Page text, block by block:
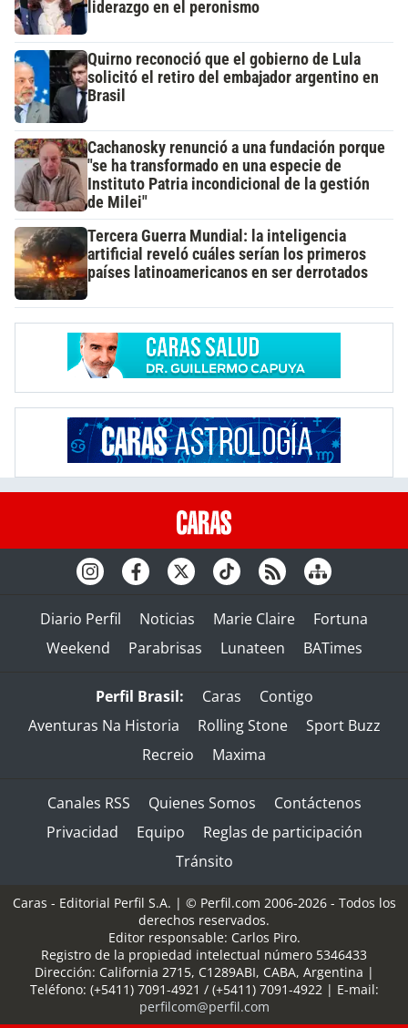
liderazgo en el peronismo
Quirno reconoció que el gobierno de Lula
solicitó el retiro del embajador argentino en
Brasil
Cachanosky renunció a una fundación porque
"se ha transformado en una especie de
Instituto Patria incondicional de la gestión
de Milei"
Tercera Guerra Mundial: la inteligencia
artificial reveló cuáles serían los primeros
países latinoamericanos en ser derrotados
Diario Perfil Noticias Marie Claire
Fortuna
Weekend
Parabrisas Lunateen BATimes
Perfil Brasil: Caras
Contigo
Aventuras Na Historia
Rolling Stone
Sport Buzz
Recreio
Maxima
Canales RSS Quienes Somos
Contáctenos
Privacidad
Equipo
Reglas de participación
Tránsito
Caras - Editorial Perfil S.A. | © Perfil.com 2006-2026 - Todos los
derechos reservados.
Editor responsable: Carlos Piro.
Registro de la propiedad intelectual número 5346433
Dirección: California 2715, C1289ABI, CABA, Argentina |
Teléfono: (+5411) 7091-4921 / (+5411) 7091-4922| E-mail:
perfilcom@perfil.com